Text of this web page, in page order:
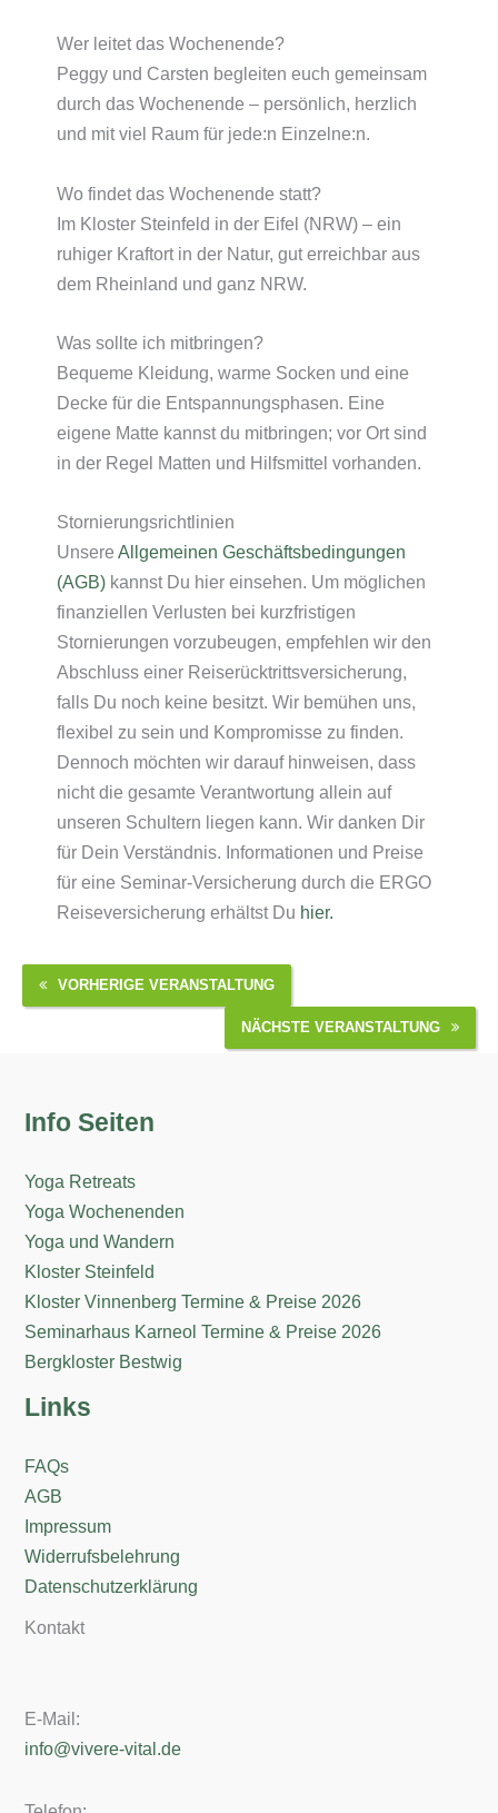
Wer leitet das Wochenende?
Peggy und Carsten begleiten euch gemeinsam
durch das Wochenende – persönlich, herzlich
und mit viel Raum für jede:n Einzelne:n.
Wo findet das Wochenende statt?
Im Kloster Steinfeld in der Eifel (NRW) – ein
ruhiger Kraftort in der Natur, gut erreichbar aus
dem Rheinland und ganz NRW.
Was sollte ich mitbringen?
Bequeme Kleidung, warme Socken und eine
Decke für die Entspannungsphasen. Eine
eigene Matte kannst du mitbringen; vor Ort sind
in der Regel Matten und Hilfsmittel vorhanden.
Stornierungsrichtlinien
Unsere Allgemeinen Geschäftsbedingungen
(AGB) kannst Du hier einsehen. Um möglichen
finanziellen Verlusten bei kurzfristigen
Stornierungen vorzubeugen, empfehlen wir den
Abschluss einer Reiserücktrittsversicherung,
falls Du noch keine besitzt. Wir bemühen uns,
flexibel zu sein und Kompromisse zu finden.
Dennoch möchten wir darauf hinweisen, dass
nicht die gesamte Verantwortung allein auf
unseren Schultern liegen kann. Wir danken Dir
für Dein Verständnis. Informationen und Preise
für eine Seminar-Versicherung durch die ERGO
Reiseversicherung erhältst Du hier.
VORHERIGE VERANSTALTUNG
NÄCHSTE VERANSTALTUNG
Info Seiten
Yoga Retreats
Yoga Wochenenden
Yoga und Wandern
Kloster Steinfeld
Kloster Vinnenberg Termine & Preise 2026
Seminarhaus Karneol Termine & Preise 2026
Bergkloster Bestwig
Links
FAQs
AGB
Impressum
Widerrufsbelehrung
Datenschutzerklärung
Kontakt
E-Mail:
info@vivere-vital.de